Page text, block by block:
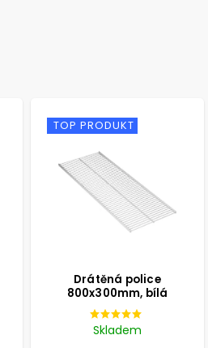
TOP PRODUKT
Drátěná police
800x300mm, bílá
Skladem